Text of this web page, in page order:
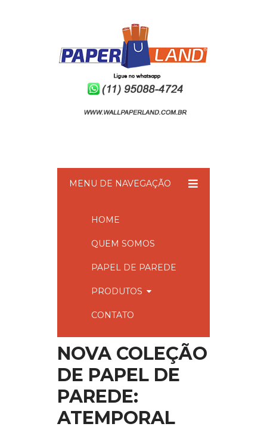
MENU DE NAVEGAÇÃO
HOME
QUEM SOMOS
PAPEL DE PAREDE
PRODUTOS
CONTATO
NOVA COLEÇÃO
DE PAPEL DE
PAREDE:
ATEMPORAL